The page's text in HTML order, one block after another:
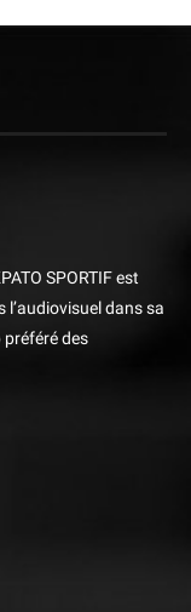
SPORTIF est
dans sa
préféré des